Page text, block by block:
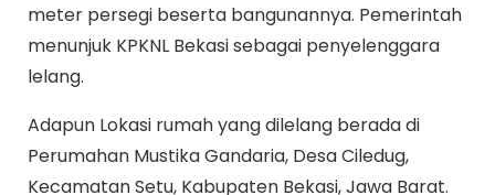
meter persegi beserta bangunannya. Pemerintah
menunjuk KPKNL Bekasi sebagai penyelenggara
lelang.
Adapun Lokasi rumah yang dilelang berada di
Perumahan Mustika Gandaria, Desa Ciledug,
Kecamatan Setu, Kabupaten Bekasi, Jawa Barat.